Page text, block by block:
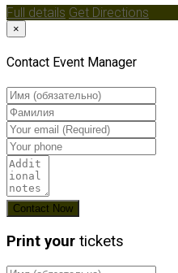
Full details Get Directions
×
Contact Event Manager
Print your tickets